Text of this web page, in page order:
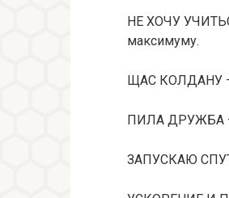
НЕ ХОЧУ
максимуму.
ЩАС КОЛДАНУ —
ПИЛА ДРУЖБА —
ЗАПУСКАЮ